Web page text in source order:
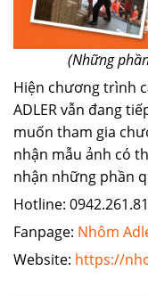
(Những
Hiện chương trình
ADLER vẫn đang
muốn tham gia
nhận mẫu ảnh có
nhận những phần
Hotline:
Fanpage: Nhôm
Website: https://